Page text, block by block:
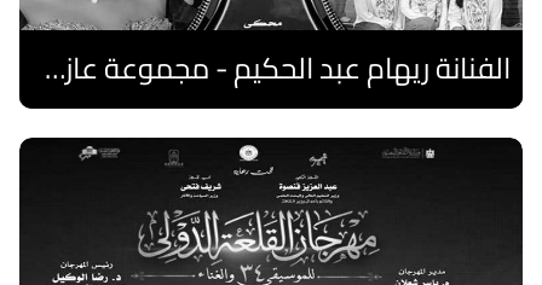
الفنانة ريهام عبد الحكيم - مجموعة عازفات الهارب المصريات
اقرا المزيد